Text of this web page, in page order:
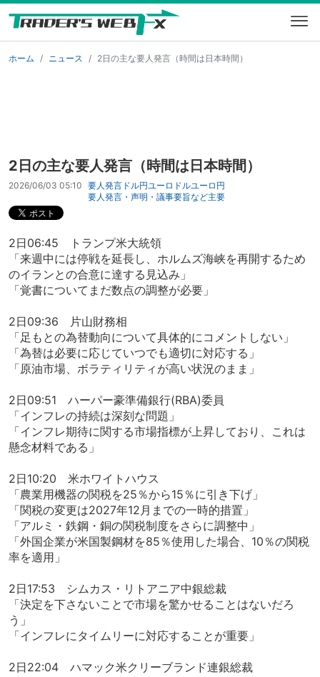
ホーム ニュース 2日の主な要人発言（時間は日本時間）
2日の主な要人発言（時間は日本時間）
2026/06/03 05:10 要人発言 ドル円ユーロドルユーロ円
要人発言・声明・議事要旨など主要
2日06:45 トランプ米大統領
「来週中には停戦を延長し、ホルムズ海峡を再開するため
のイランとの合意に達する見込み」
「覚書についてまだ数点の調整が必要」
2日09:36 片山財務相
「足もとの為替動向について具体的にコメントしない」
「為替は必要に応じていつでも適切に対応する」
「原油市場、ボラティリティが高い状況のまま」
2日09:51 ハーパー豪準備銀行(RBA)委員
「インフレの持続は深刻な問題」
「インフレ期待に関する市場指標が上昇しており、これは
懸念材料である」
2日10:20 米ホワイトハウス
「農業用機器の関税を25％から15％に引き下げ」
「関税の変更は2027年12月までの一時的措置」
「アルミ・鉄鋼・銅の関税制度をさらに調整中」
「外国企業が米国製鋼材を85％使用した場合、10％の関税
率を適用」
2日17:53 シムカス・リトアニア中銀総裁
「決定を下さないことで市場を驚かせることはないだろ
う」
「インフレにタイムリーに対応することが重要」
2日22:04 ハマック米クリーブランド連銀総裁